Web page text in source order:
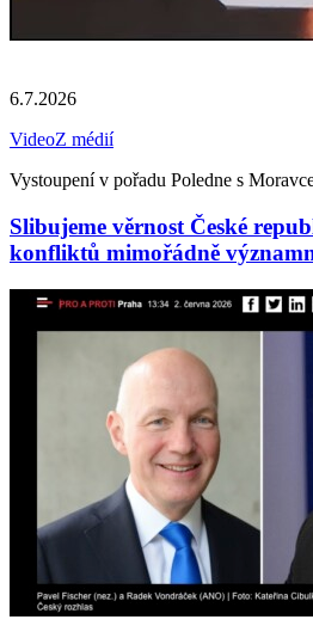
6.7.2026
VideoZ médií
Vystoupení v pořadu Poledne s
Slibujeme věrnost České
konfliktů mimořádně